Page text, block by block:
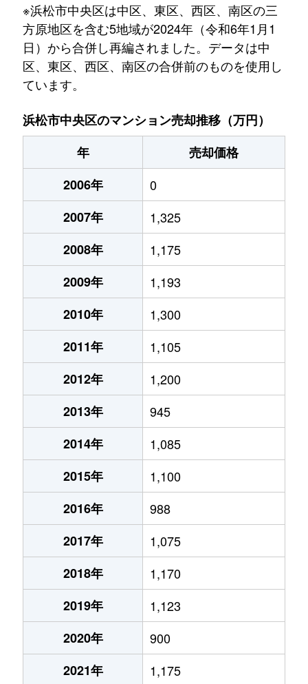
※浜松市中央区は中区、東区、西区、南区の三
方原地区を含む5地域が2024年（令和6年1月1
日）から合併し再編されました。データは中
区、東区、西区、南区の合併前のものを使用し
ています。
浜松市中央区のマンション売却推移（万円）
年
売却価格
2006年
0
2007年
1,325
2008年
1,175
2009年
1,193
2010年
1,300
2011年
1,105
2012年
1,200
2013年
945
2014年
1,085
2015年
1,100
2016年
988
2017年
1,075
2018年
1,170
2019年
1,123
2020年
900
2021年
1,175